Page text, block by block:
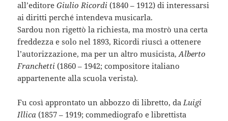
all’editoreGiulio Ricordi (1840 – 1912) di interessarsi
ai diritti perché intendeva musicarla.
Sardou non rigettò la richiesta, ma mostrò una certa
freddezza e solo nel 1893, Ricordi riuscì a ottenere
l’autorizzazione, ma per un altro musicista,Alberto
Franchetti (1860 – 1942; compositore italiano
appartenente alla scuola verista).
Fu così approntato un abbozzo di libretto, daLuigi
Illica (1857 – 1919; commediografo e librettista